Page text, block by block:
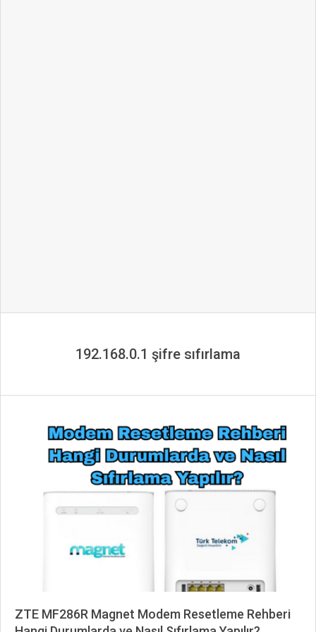
192.168.0.1 şifre sıfırlama
ZTE MF286R Magnet Modem Resetleme Rehberi